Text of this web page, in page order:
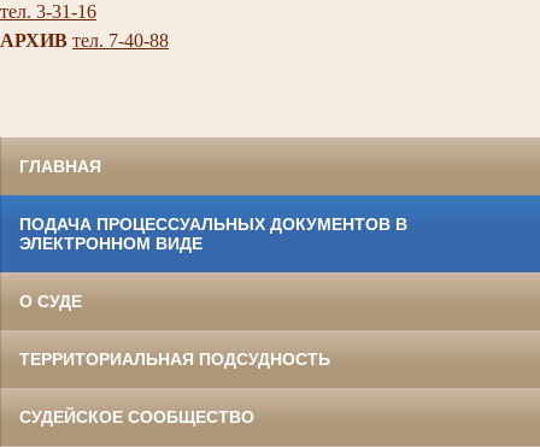
тел. 3-31-16
АРХИВ тел. 7-40-88
ГЛАВНАЯ
ПОДАЧА ПРОЦЕССУАЛЬНЫХ ДОКУМЕНТОВ В
ЭЛЕКТРОННОМ ВИДЕ
О СУДЕ
ТЕРРИТОРИАЛЬНАЯ ПОДСУДНОСТЬ
СУДЕЙСКОЕ СООБЩЕСТВО